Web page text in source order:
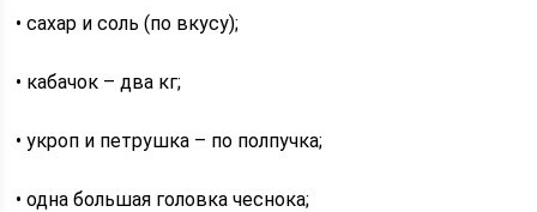
• сахар и соль (по вкусу);
• кабачок – два кг;
• укроп и петрушка – по полпучка;
• одна большая головка чеснока;